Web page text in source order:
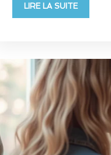
LIRE LA SUITE